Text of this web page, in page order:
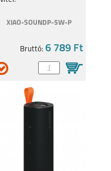
XIAO-SOUNDP-5W-P
Bruttó:6 789 Ft